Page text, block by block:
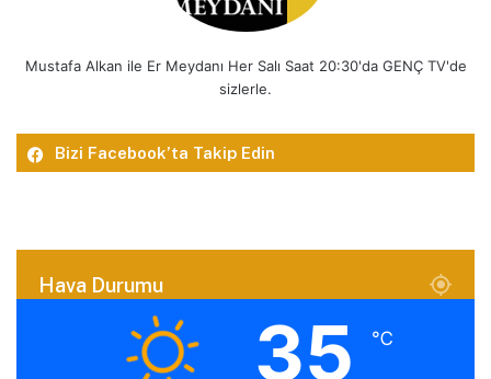
Mustafa Alkan ile Er Meydanı Her Salı Saat 20:30'da GENÇ TV'de
sizlerle.
Bizi Facebook’ta Takip Edin
Hava Durumu
35 ℃